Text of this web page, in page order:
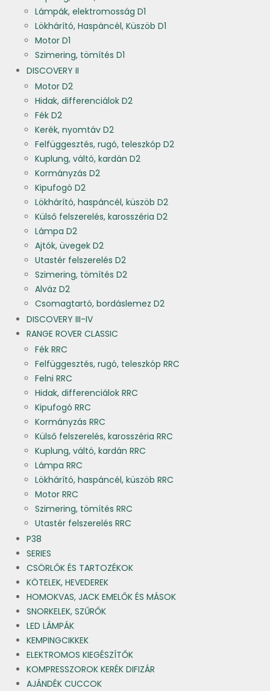
Lámpák, elektromosság D1
Lökhárító, Haspáncél, Küszöb D1
Motor D1
Szimering, tömítés D1
DISCOVERY II
Motor D2
Hidak, differenciálok D2
Fék D2
Kerék, nyomtáv D2
Felfüggesztés, rugó, teleszkóp D2
Kuplung, váltó, kardán D2
Kormányzás D2
Kipufogó D2
Lökhárító, haspáncél, küszöb D2
Külső felszerelés, karosszéria D2
Lámpa D2
Ajtók, üvegek D2
Utastér felszerelés D2
Szimering, tömítés D2
Alváz D2
Csomagtartó, bordáslemez D2
DISCOVERY III-IV
RANGE ROVER CLASSIC
Fék RRC
Felfüggesztés, rugó, teleszkóp RRC
Felni RRC
Hidak, differenciálok RRC
Kipufogó RRC
Kormányzás RRC
Külső felszerelés, karosszéria RRC
Kuplung, váltó, kardán RRC
Lámpa RRC
Lökhárító, haspáncél, küszöb RRC
Motor RRC
Szimering, tömítés RRC
Utastér felszerelés RRC
P38
SERIES
CSÖRLŐK ÉS TARTOZÉKOK
KÖTELEK, HEVEDEREK
HOMOKVAS, JACK EMELŐK ÉS MÁSOK
SNORKELEK, SZŰRŐK
LED LÁMPÁK
KEMPINGCIKKEK
ELEKTROMOS KIEGÉSZÍTŐK
KOMPRESSZOROK KERÉK DIFIZÁR
AJÁNDÉK CUCCOK